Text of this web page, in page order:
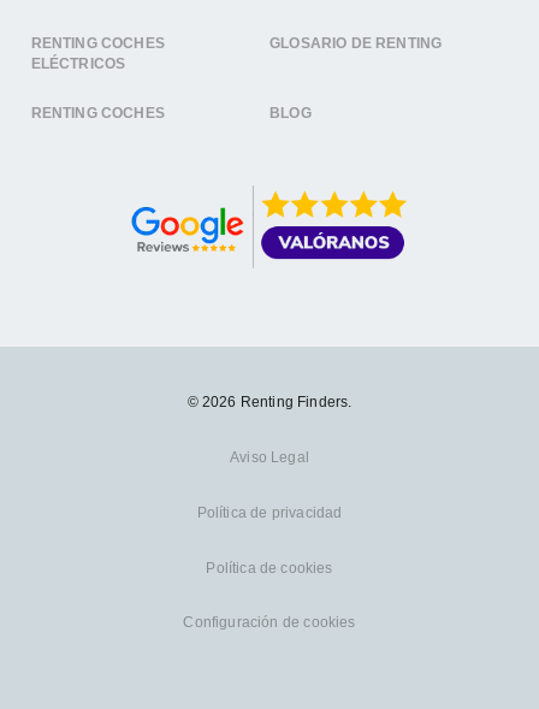
RENTING COCHES
ELÉCTRICOS
GLOSARIO DE RENTING
RENTING COCHES BLOG
© 2026 Renting Finders.
Aviso Legal
Política de privacidad
Política de cookies
Configuración de cookies